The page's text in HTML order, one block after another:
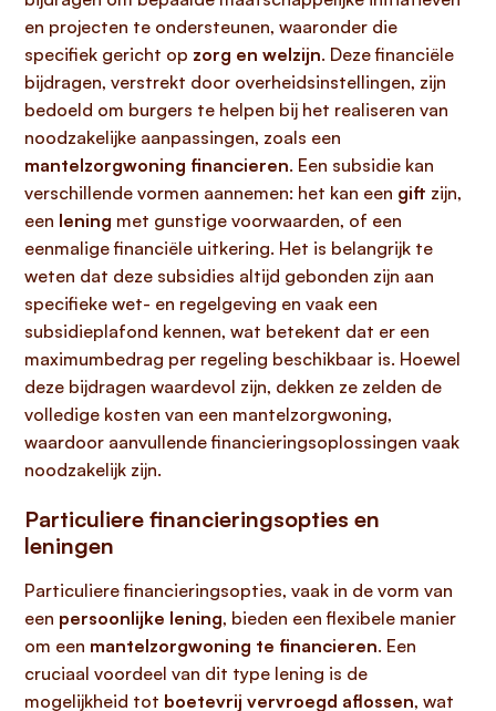
en projecten te ondersteunen, waaronder die
specifiek gericht op zorg en welzijn. Deze financiële
bijdragen, verstrekt door overheidsinstellingen, zijn
bedoeld om burgers te helpen bij het realiseren van
noodzakelijke aanpassingen, zoals een
mantelzorgwoning financieren. Een subsidie kan
verschillende vormen aannemen: het kan een gift zijn,
een lening met gunstige voorwaarden, of een
eenmalige financiële uitkering. Het is belangrijk te
weten dat deze subsidies altijd gebonden zijn aan
specifieke wet- en regelgeving en vaak een
subsidieplafond kennen, wat betekent dat er een
maximumbedrag per regeling beschikbaar is. Hoewel
deze bijdragen waardevol zijn, dekken ze zelden de
volledige kosten van een mantelzorgwoning,
waardoor aanvullende financieringsoplossingen vaak
noodzakelijk zijn.
Particuliere financieringsopties en
leningen
Particuliere financieringsopties, vaak in de vorm van
een persoonlijke lening, bieden een flexibele manier
om een mantelzorgwoning te financieren. Een
cruciaal voordeel van dit type lening is de
mogelijkheid tot boetevrij vervroegd aflossen, wat